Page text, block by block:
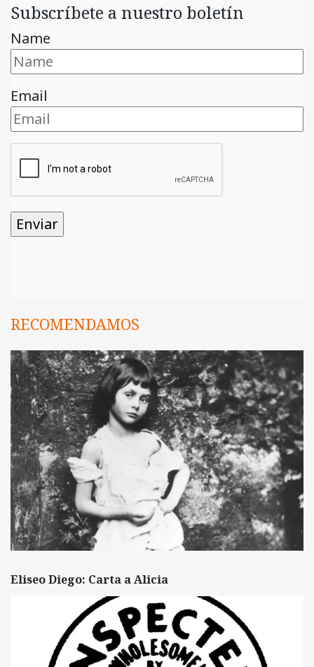
Subscríbete a nuestro boletín
Name
Email
RECOMENDAMOS
Eliseo Diego: Carta a Alicia